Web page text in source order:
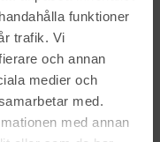
funktioner
trafik. Vi
och annan
medier och
med.
med annan